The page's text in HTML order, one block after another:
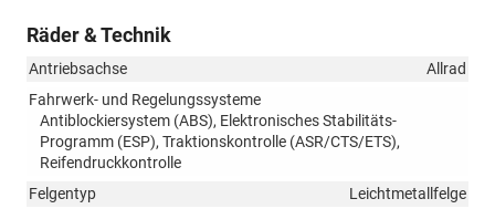
Räder & Technik
Antriebsachse
Allrad
Fahrwerk- und Regelungssysteme
Antiblockiersystem (ABS), Elektronisches Stabilitäts-
Programm (ESP), Traktionskontrolle (ASR/CTS/ETS),
Reifendruckkontrolle
Felgentyp
Leichtmetallfelge